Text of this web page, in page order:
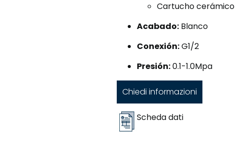
Cartucho cerámico
Acabado: Blanco
Conexión:G1/2
Presión:0.1-1.0Mpa
Chiedi informazioni
Scheda dati